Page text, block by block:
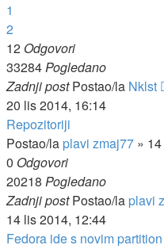
1
2
12 Odgovori
33284Pogledano
Zadnji postPostao/la Nklst
20 lis 2014, 16:14
Repozitoriji
Postao/la plavi zmaj77 »
0 Odgovori
20218 Pogledano
Zadnji postPostao/la plavi
14 lis 2014, 12:44
Fedora ide s novim